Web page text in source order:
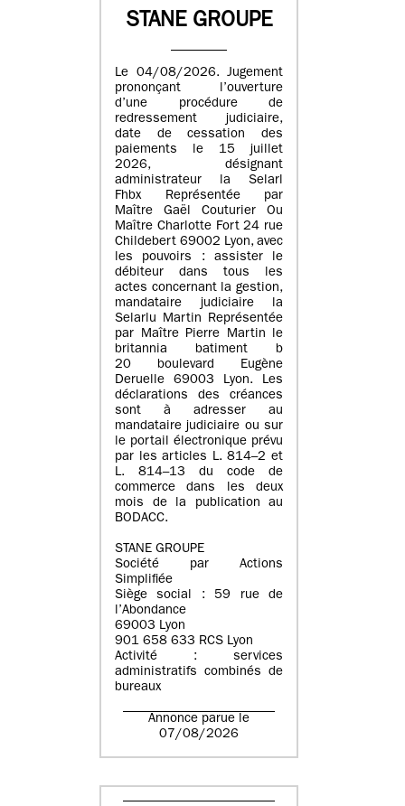
STANE GROUPE
Le 04/08/2026. Jugement
prononçant l’ouverture
d’une procédure de
redressement judiciaire,
date de cessation des
paiements le 15 juillet
2026, désignant
administrateur la Selarl
Fhbx Représentée par
Maître Gaël Couturier Ou
Maître Charlotte Fort 24 rue
Childebert 69002 Lyon, avec
les pouvoirs : assister le
débiteur dans tous les
actes concernant la gestion,
mandataire judiciaire la
Selarlu Martin Représentée
par Maître Pierre Martin le
britannia batiment b
20 boulevard Eugène
Deruelle 69003 Lyon. Les
déclarations des créances
sont à adresser au
mandataire judiciaire ou sur
le portail électronique prévu
par les articles L. 814–2 et
L. 814–13 du code de
commerce dans les deux
mois de la publication au
BODACC.
STANE GROUPE
Société par Actions
Simplifiée
Siège social : 59 rue de
l’Abondance
69003 Lyon
901 658 633 RCS Lyon
Activité : services
administratifs combinés de
bureaux
Annonce parue le
07/08/2026